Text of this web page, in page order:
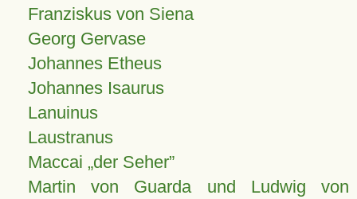
Franziskus von Siena
Georg Gervase
Johannes Etheus
Johannes Isaurus
Lanuinus
Laustranus
Maccai „der Seher”
Martin von Guarda und Ludwig von